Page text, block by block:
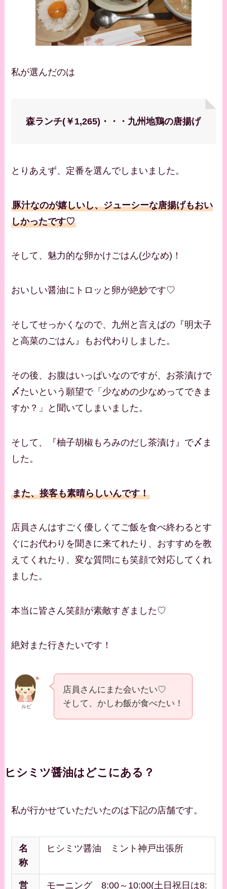
私が選んだのは
森ランチ(￥1,265)・・・九州地鶏の唐揚げ
とりあえず、定番を選んでしまいました。
豚汁なのが嬉しいし、ジューシーな唐揚げもおい
しかったです♡
そして、魅力的な卵かけごはん(少なめ)！
おいしい醤油にトロッと卵が絶妙です♡
そしてせっかくなので、九州と言えばの『明太子
と高菜のごはん』もお代わりしました。
その後、お腹はいっぱいなのですが、お茶漬けで
〆たいという願望で「少なめの少なめってできま
すか？」と聞いてしまいました。
そして、『柚子胡椒もろみのだし茶漬け』で〆ま
した。
また、接客も素晴らしいんです！
店員さんはすごく優しくてご飯を食べ終わるとす
ぐにお代わりを聞きに来てれたり、おすすめを教
えてくれたり、変な質問にも笑顔で対応してくれ
ました。
本当に皆さん笑顔が素敵すぎました♡
絶対また行きたいです！
ルビ
店員さんにまた会いたい♡
そして、かしわ飯が食べたい！
ヒシミツ醤油はどこにある？
私が行かせていただいたのは下記の店舗です。
名
称
ヒシミツ醤油 ミント神戸出張所
営 モーニング 8:00～10:00(土日祝日は8: